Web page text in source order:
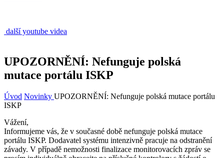
další youtube videa
UPOZORNĚNÍ: Nefunguje polská
mutace portálu ISKP
Úvod Novinky UPOZORNĚNÍ: Nefunguje polská mutace portálu
ISKP
Vážení,
Informujeme vás, že v současné době nefunguje polská mutace
portálu ISKP. Dodavatel systému intenzivně pracuje na odstranění
závady. V případě nemožnosti finalizace monitorovacích zpráv se